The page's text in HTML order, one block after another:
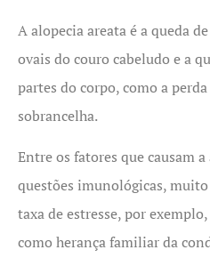
A alopecia areata é a queda
ovais do couro cabeludo e a
partes do corpo, como a
sobrancelha.
Entre os fatores que causam
questões imunológicas,
taxa de estresse, por
como herança familiar da